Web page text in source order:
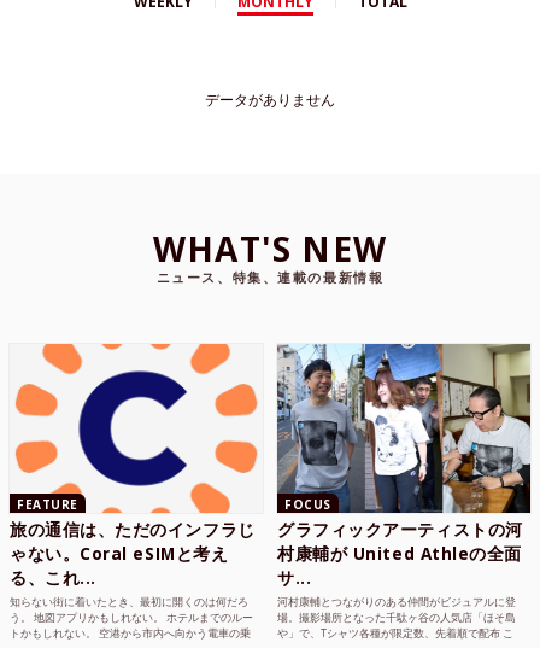
データがありません
WHAT'S NEW
ニュース、特集、連載の最新情報
FEATURE
旅の通信は、ただのインフラじ
ゃない。Coral eSIMと考え
る、これ...
知らない街に着いたとき、最初に開くのは何だろ
う。 地図アプリかもしれない。 ホテルまでのルー
トかもしれない。 空港から市内へ向かう電車の乗
FOCUS
グラフィックアーティストの河
村康輔が United Athleの全面
サ...
河村康輔とつながりのある仲間がビジュアルに登
場。撮影場所となった千駄ヶ谷の人気店「ほそ島
や」で、Tシャツ各種が限定数、先着順で配布 こ